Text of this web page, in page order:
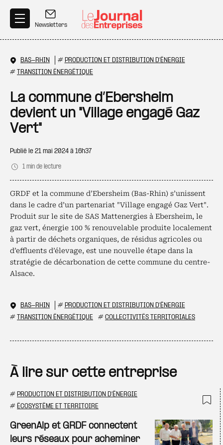
Newsletters
BAS-RHIN # PRODUCTION ET DISTRIBUTION D'ÉNERGIE
# TRANSITION ÉNERGÉTIQUE
La commune d’Ebersheim
devient un "Village engagé Gaz
Vert"
Publié le 21 mai 2024 à 16h37
1 min de lecture
GRDF et la commune d’Ebersheim (Bas-Rhin) s’unissent
dans le cadre d’un partenariat "Village engagé Gaz Vert".
Produit sur le site de SAS Mattenergies à Ebersheim, le
gaz vert, énergie 100 % renouvelable produite localement
à partir de déchets organiques, de résidus agricoles ou
d’effluents d’élevage, est une nouvelle étape dans la
stratégie de décarbonation de cette commune du centre-
Alsace.
BAS-RHIN # PRODUCTION ET DISTRIBUTION D'ÉNERGIE
# TRANSITION ÉNERGÉTIQUE # COLLECTIVITÉS TERRITORIALES
À lire sur cette entreprise
# PRODUCTION ET DISTRIBUTION D'ÉNERGIE
# ÉCOSYSTÈME ET TERRITOIRE
GreenAlp et GRDF connectent
leurs réseaux pour acheminer